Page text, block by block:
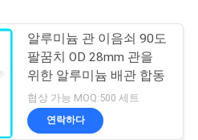
알루미늄 관 이음쇠 90도
팔꿈치 OD 28mm 관을
위한 알루미늄 배관 합동
협상 가능 MOQ:500 세트
연락하다